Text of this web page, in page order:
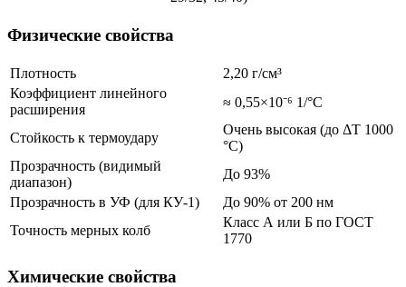
Физические свойства
Плотность
2,20 г/см³
Коэффициент линейного
расширения
≈ 0,55×10⁻⁶ 1/°C
Стойкость к термоудару
Очень высокая (до ΔT 1000
°C)
Прозрачность (видимый
диапазон)
До 93%
Прозрачность в УФ (для КУ-1)
До 90% от 200 нм
Точность мерных колб
Класс А или Б по ГОСТ
1770
Химические свойства